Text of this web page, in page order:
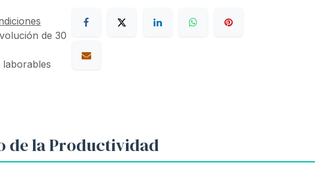
de 30
laborables
de la Productividad